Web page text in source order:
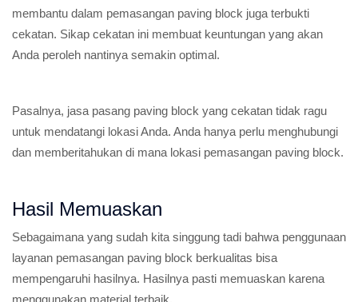
membantu dalam pemasangan paving block juga terbukti
cekatan. Sikap cekatan ini membuat keuntungan yang akan
Anda peroleh nantinya semakin optimal.
Pasalnya, jasa pasang paving block yang cekatan tidak ragu
untuk mendatangi lokasi Anda. Anda hanya perlu menghubungi
dan memberitahukan di mana lokasi pemasangan paving block.
Hasil Memuaskan
Sebagaimana yang sudah kita singgung tadi bahwa penggunaan
layanan pemasangan paving block berkualitas bisa
mempengaruhi hasilnya. Hasilnya pasti memuaskan karena
menggunakan material terbaik.